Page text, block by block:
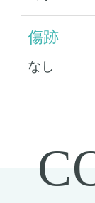
傷跡
なし